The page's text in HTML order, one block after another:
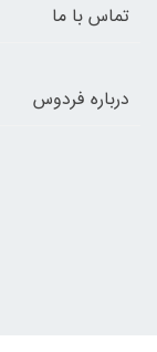
تماس با ما
درباره فردوس